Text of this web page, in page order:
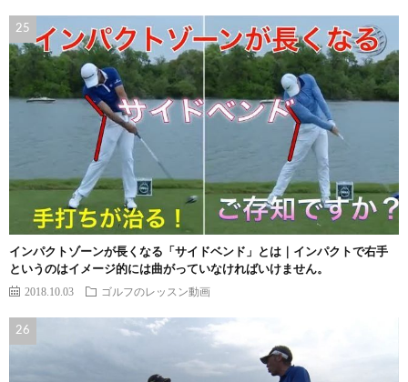
インパクトゾーンが長くなる「サイドベンド」とは｜インパクトで右手
というのはイメージ的には曲がっていなければいけません。
2018.10.03 ゴルフのレッスン動画